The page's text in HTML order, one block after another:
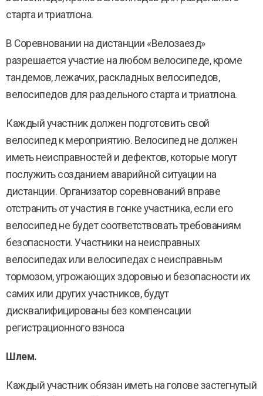
старта и триатлона.
В Соревновании на дистанции «Велозаезд»
разрешается участие на любом велосипеде, кроме
тандемов, лежачих, раскладных велосипедов,
велосипедов для раздельного старта и триатлона.
Каждый участник должен подготовить свой
велосипед к мероприятию. Велосипед не должен
иметь неисправностей и дефектов, которые могут
послужить созданием аварийной ситуации на
дистанции. Организатор соревнований вправе
отстранить от участия в гонке участника, если его
велосипед не будет соответствовать требованиям
безопасности. Участники на неисправных
велосипедах или велосипедах с неисправным
тормозом, угрожающих здоровью и безопасности их
самих или других участников, будут
дисквалифицированы без компенсации
регистрационного взноса
Шлем.
Каждый участник обязан иметь на голове застегнутый